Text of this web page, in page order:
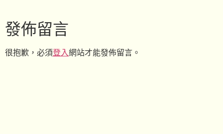
發佈留言
很抱歉，必須登入網站才能發佈留言。